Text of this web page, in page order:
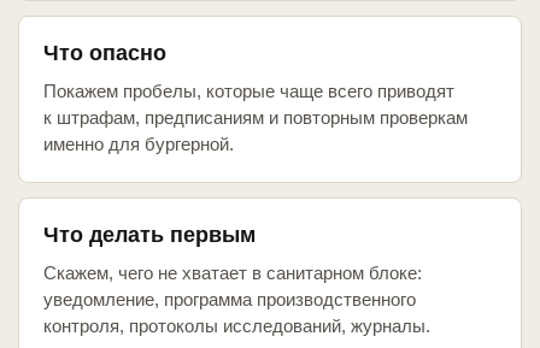
Что опасно
Покажем пробелы, которые чаще всего приводят
к штрафам, предписаниям и повторным проверкам
именно для бургерной.
Что делать первым
Скажем, чего не хватает в санитарном блоке:
уведомление, программа производственного
контроля, протоколы исследований, журналы.